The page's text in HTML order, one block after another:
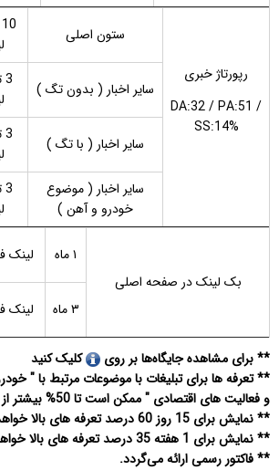
رپورتاژ خبری
DA:32 / PA:51 /
SS:14%
ستون اصلی
سایر اخبار ( بدون تگ )
سایر اخبار ( با تگ )
سایر اخبار ( موضوع
خودرو و آهن )
بک لینک در صفحه اصلی
۱ ماه لینک
۳ ماه لینک
**برای مشاهده جایگاه‌ها بر روی
کلیک کنید
** تعرفه ها برای تبلیغات با موضوعات مرتبط با "
و فعالیت های اقتصادی " ممکن است تا 50% بیشتر از تعرفه های عادی باشد.
** نمایش برای 15 روز 60 درصد تعرفه های بالا خواهد بود.
** نمایش برای 1 هفته 35 درصد تعرفه های بالا خواهد بود.
** فاکتور رسمی ارائه می‌گردد.